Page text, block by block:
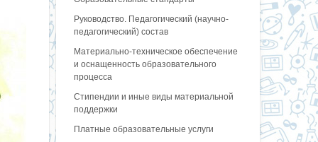
Руководство. Педагогический (научно-
педагогический) состав
Материально-техническое обеспечение
и оснащенность образовательного
процесса
Стипендии и иные виды материальной
поддержки
Платные образовательные услуги